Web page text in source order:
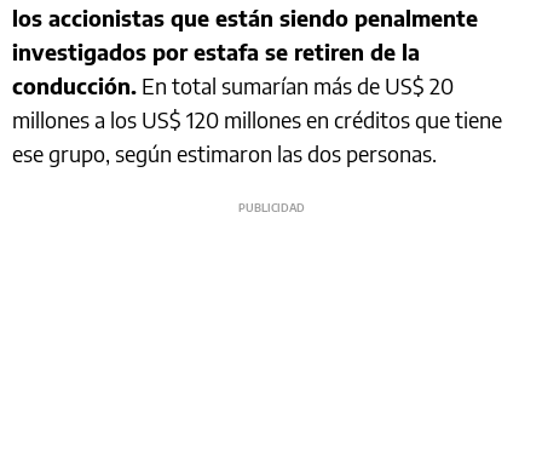
los accionistas que están siendo penalmente
investigados por estafa se retiren de la
conducción. En total sumarían más de US$ 20
millones a los US$ 120 millones en créditos que tiene
ese grupo, según estimaron las dos personas.